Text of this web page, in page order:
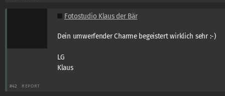
Fotostudio Klaus der Bär
Dein umwerfender Charme begeistert wirklich sehr :-)
LG
Klaus
#42 REPORT